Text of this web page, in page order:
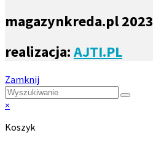
magazynkreda.pl 2023
realizacja:AJTI.PL
Zamknij
×
Koszyk